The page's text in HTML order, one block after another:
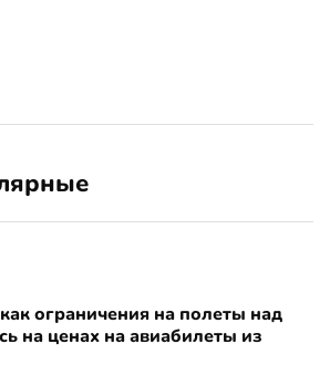
ограничения на полеты над
на ценах на авиабилеты из